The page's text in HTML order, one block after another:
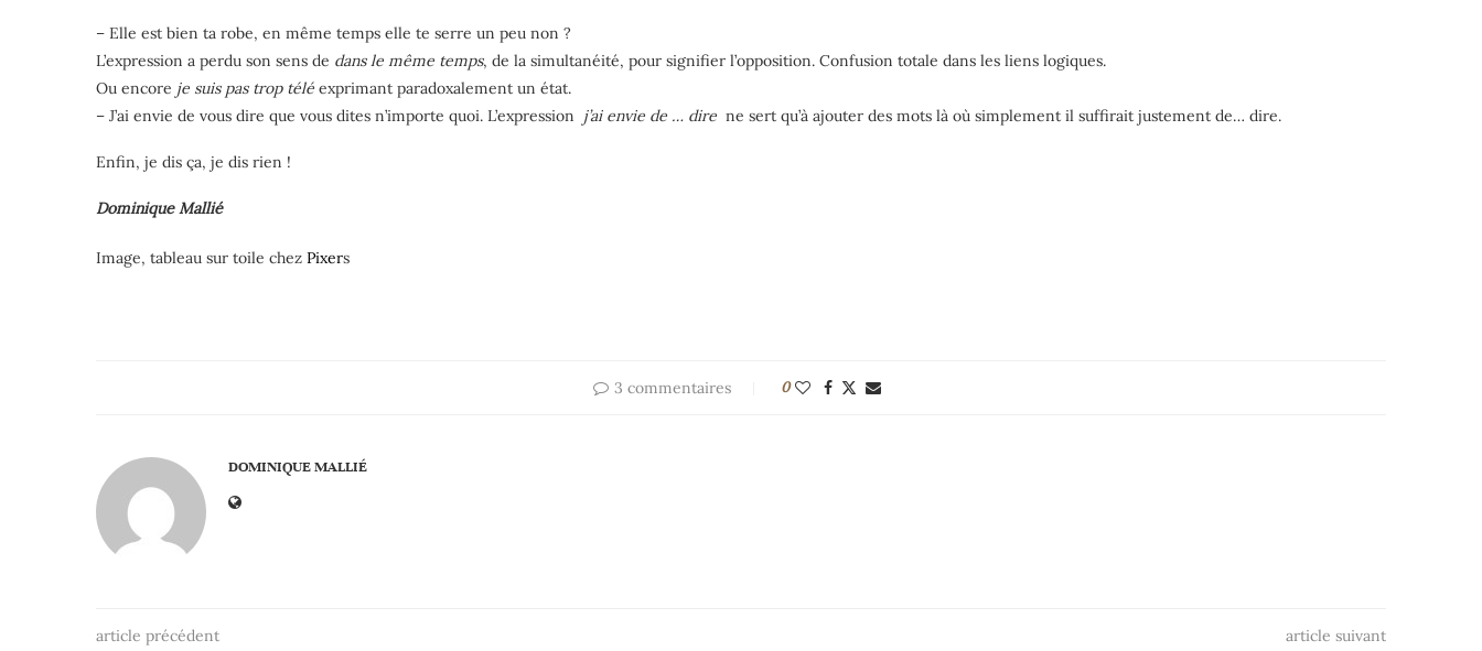
– Elle est bien ta robe, en même temps elle te serre un peu non ?
L’expression a perdu son sens de dans le même temps, de la simultanéité, pour signifier l’opposition. Confusion totale dans les liens logiques.
Ou encore je suis pas trop télé exprimant paradoxalement un état.
– J’ai envie de vous dire que vous dites n’importe quoi. L’expression j’ai envie de … dire ne sert qu’à ajouter des mots là où simplement il suffirait justement de… dire.
Enfin, je dis ça, je dis rien !
Dominique Mallié
Image, tableau sur toile chez Pixers
3 commentaires 0
DOMINIQUE MALLIÉ
article précédent article suivant